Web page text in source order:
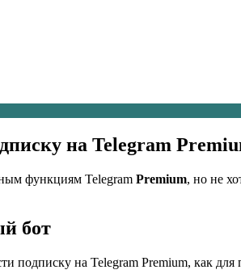
на Telegram
функциям Telegram Premium, но не
бот
на Telegram Premium, как для